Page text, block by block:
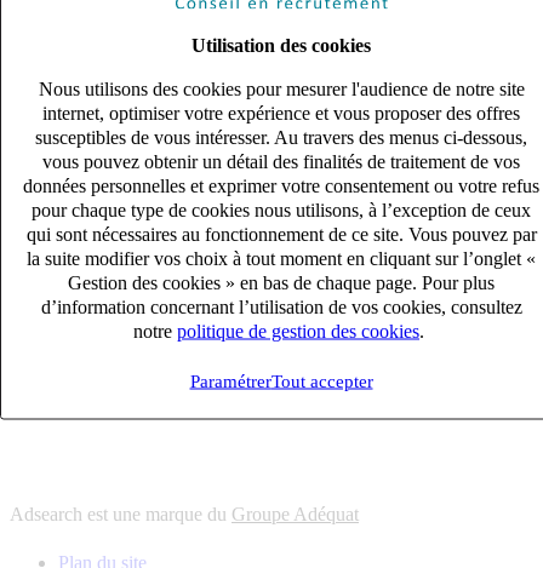
Utilisation des cookies
Nous utilisons des cookies pour mesurer l'audience de notre site
internet, optimiser votre expérience et vous proposer des offres
susceptibles de vous intéresser. Au travers des menus ci-dessous,
vous pouvez obtenir un détail des finalités de traitement de vos
données personnelles et exprimer votre consentement ou votre refus
pour chaque type de cookies nous utilisons, à l’exception de ceux
qui sont nécessaires au fonctionnement de ce site. Vous pouvez par
la suite modifier vos choix à tout moment en cliquant sur l’onglet «
Gestion des cookies » en bas de chaque page. Pour plus
d’information concernant l’utilisation de vos cookies, consultez
notre politique de gestion des cookies
ParamétrerTout accepter
s'adapter à vos besoin en recrutement
10 univers
connaître votre secteur et ses enjeux
12 bureaux en France
proximité avec nos clients et nos talents
6 solutions
s'adapter à vos besoin en recrutement
10 univers
connaître votre secteur et ses enjeux
proximité avec nos clients et nos talents
Adsearch est une marque du Groupe Adéquat
Plan du site